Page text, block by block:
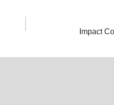
Impact